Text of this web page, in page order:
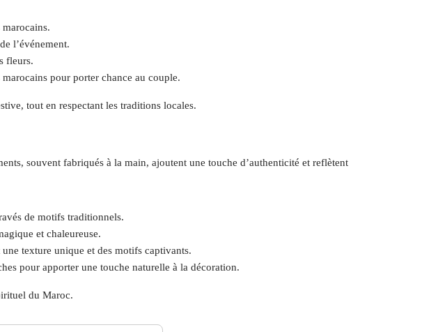
l’événement.
fleurs.
pour porter chance au couple.
tout en respectant les traditions locales.
souvent fabriqués à la main, ajoutent une touche d’authenticité et reflètent
de motifs traditionnels.
et chaleureuse.
texture unique et des motifs captivants.
pour apporter une touche naturelle à la décoration.
du Maroc.